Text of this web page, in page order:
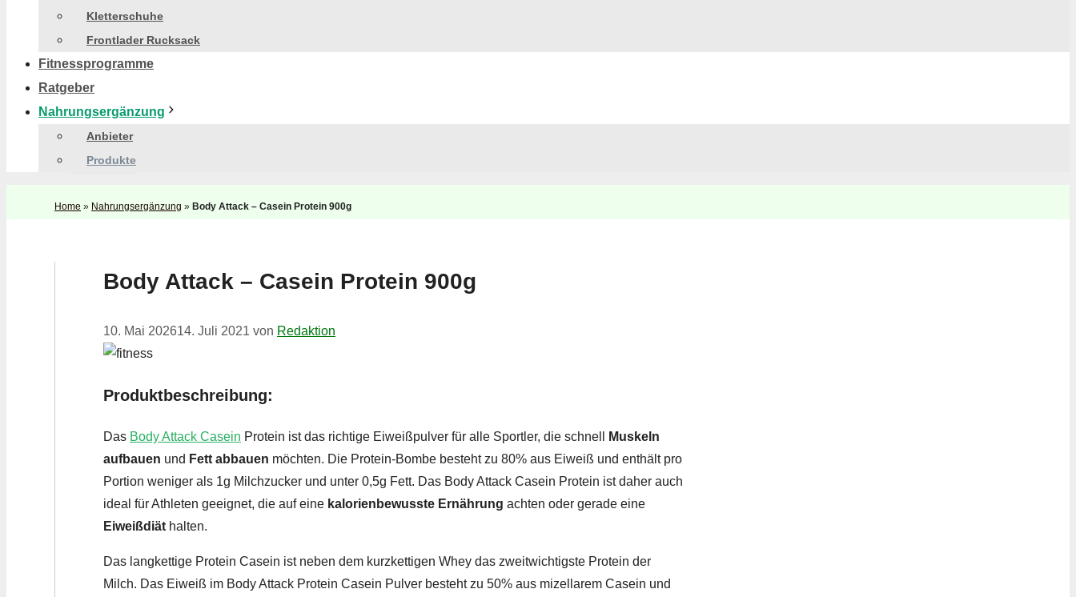
Kletterschuhe
Frontlader Rucksack
Fitnessprogramme
Ratgeber
Nahrungsergänzung
Anbieter
Produkte
Home » Nahrungsergänzung » Body Attack – Casein Protein 900g
Body Attack – Casein Protein 900g
10. Mai 202614. Juli 2021 von Redaktion
Produktbeschreibung:
Das Body Attack Casein Protein ist das richtige Eiweißpulver für alle Sportler, die schnell
Muskeln
aufbauen und Fett abbauen möchten. Die Protein-Bombe besteht zu 80% aus Eiweiß und enthält pro
Portion weniger als 1g Milchzucker und unter 0,5g Fett. Das Body Attack Casein Protein ist daher auch
ideal für Athleten geeignet, die auf eine kalorienbewusste Ernährung achten oder gerade eine
Eiweißdiäthalten.
Das langkettige Protein Casein ist neben dem kurzkettigen Whey das zweitwichtigste Protein der
Milch. Das Eiweiß im Body Attack Protein Casein Pulver besteht zu 50% aus mizellarem Casein und